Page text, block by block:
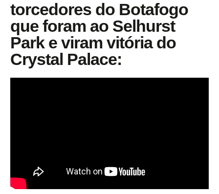
torcedores do Botafogo
que foram ao Selhurst
Park e viram vitória do
Crystal Palace: